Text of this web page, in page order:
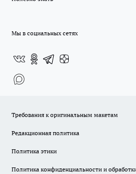
Мы в социальных сетях
Требования к оригинальным макетам
Редакционная политика
Политика этики
Политика конфиденциальности и